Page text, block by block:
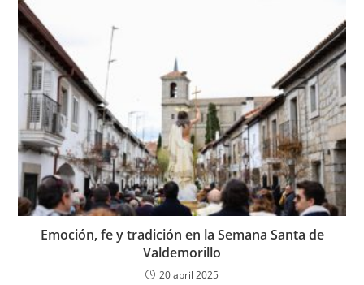
Emoción, fe y tradición en la Semana Santa de
Valdemorillo
20 abril 2025